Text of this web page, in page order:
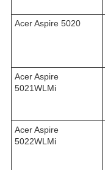
Acer Aspire 5020
Acer Aspire
5021WLMi
Acer Aspire
5022WLMi